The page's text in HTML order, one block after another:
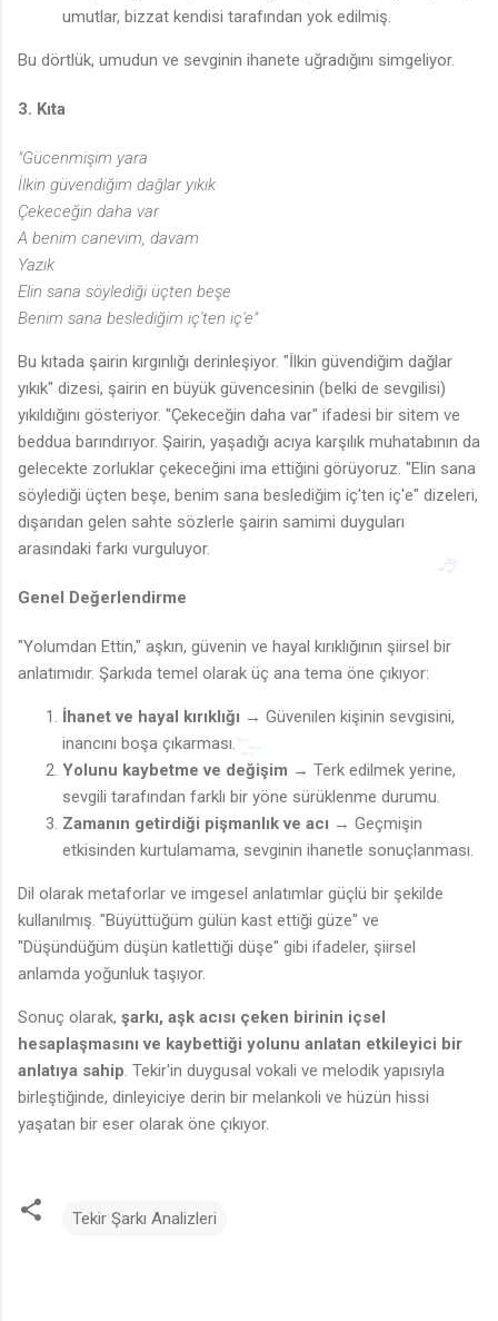
umutlar, bizzat kendisi tarafından yok edilmiş.
Bu dörtlük, umudun ve sevginin ihanete uğradığını simgeliyor.
3. Kıta
"Gücenmişim yara
İlkin güvendiğim dağlar yıkık
Çekeceğin daha var
A benim canevim, davam
Yazık
Elin sana söylediği üçten beşe
Benim sana beslediğim iç'ten iç'e"
Bu kıtada şairin kırgınlığı derinleşiyor. "İlkin güvendiğim dağlar
yıkık" dizesi, şairin en büyük güvencesinin (belki de sevgilisi)
yıkıldığını gösteriyor. "Çekeceğin daha var" ifadesi bir sitem ve
beddua barındırıyor. Şairin, yaşadığı acıya karşılık muhatabının da
gelecekte zorluklar çekeceğini ima ettiğini görüyoruz. "Elin sana
söylediği üçten beşe, benim sana beslediğim iç'ten iç'e" dizeleri,
dışarıdan gelen sahte sözlerle şairin samimi duyguları
arasındaki farkı vurguluyor.
Genel Değerlendirme
"Yolumdan Ettin," aşkın, güvenin ve hayal kırıklığının şiirsel bir
anlatımıdır. Şarkıda temel olarak üç ana tema öne çıkıyor:
İhanet ve hayal kırıklığı → Güvenilen kişinin sevgisini,
inancını boşa çıkarması.
Yolunu kaybetme ve değişim → Terk edilmek yerine,
sevgili tarafından farklı bir yöne sürüklenme durumu.
Zamanın getirdiği pişmanlık ve acı → Geçmişin
etkisinden kurtulamama, sevginin ihanetle sonuçlanması.
Dil olarak metaforlar ve imgesel anlatımlar güçlü bir şekilde
kullanılmış. "Büyüttüğüm gülün kast ettiği güze" ve
"Düşündüğüm düşün katlettiği düşe" gibi ifadeler, şiirsel
anlamda yoğunluk taşıyor.
Sonuç olarak, şarkı, aşk acısı çeken birinin içsel
hesaplaşmasını ve kaybettiği yolunu anlatan etkileyici bir
anlatıya sahip . Tekir'in duygusal vokali ve melodik yapısıyla
birleştiğinde, dinleyiciye derin bir melankoli ve hüzün hissi
yaşatan bir eser olarak öne çıkıyor.
Tekir Şarkı Analizleri
♫